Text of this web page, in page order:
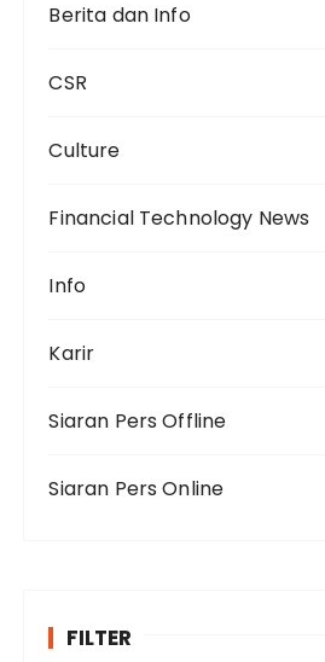
Berita dan Info
CSR
Culture
Financial Technology News
Info
Karir
Siaran Pers Offline
Siaran Pers Online
FILTER